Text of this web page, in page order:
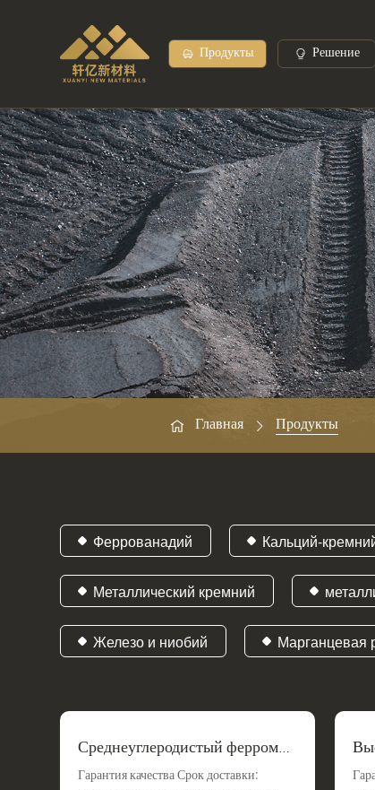
Продукты
Феррованадий
Кремний марганец
Ферромарганец
Решение
Рынок услуг
Главная Продукты
Феррованадий Кальций-
Металлический кремний
Железо и ниобий Марганцевая
Среднеуглеродистый ферромар
ганец
Гарантия качества Срок доставки: